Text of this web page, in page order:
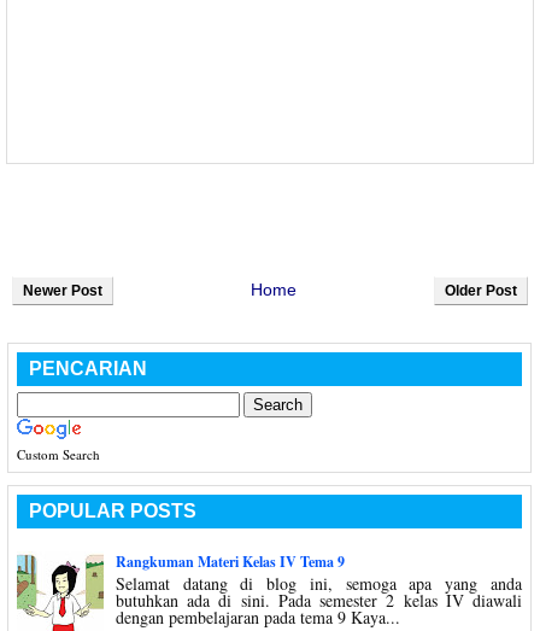
Newer Post Older Post
Home
PENCARIAN
Custom Search
POPULAR POSTS
Rangkuman Materi Kelas IV Tema 9
Selamat datang di blog ini, semoga apa yang anda
butuhkan ada di sini. Pada semester 2 kelas IV diawali
dengan pembelajaran pada tema 9 Kaya...